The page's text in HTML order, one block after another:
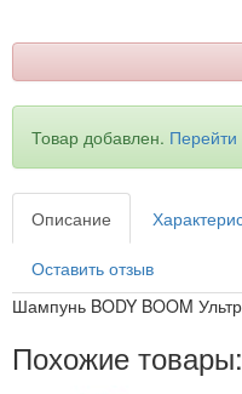
Товар добавлен.
Описание
Оставить отзыв
Шампунь BODY BOOM
Похожие товары: